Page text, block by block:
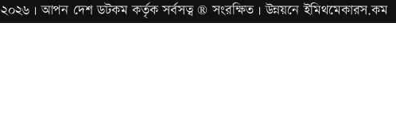
২০২৬ |আপন দেশ ডটকমকর্তৃক সর্বসত্ব ® সংরক্ষিত | উন্নয়নেইমিথমেকারস.কম